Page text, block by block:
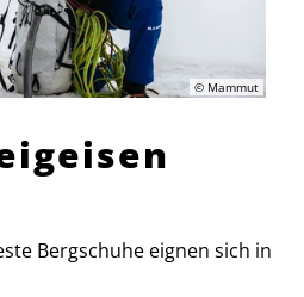
© Mammut
Bergschuhe eignen sich in